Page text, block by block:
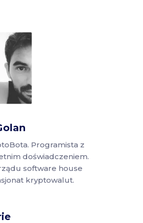
Programista z
doświadczeniem.
software house
kryptowalut.